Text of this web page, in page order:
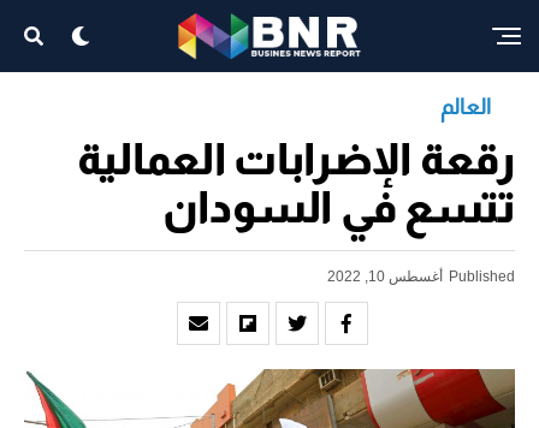
العالم
رقعة الإضرابات العمالية
تتسع في السودان
Published أغسطس 10, 2022